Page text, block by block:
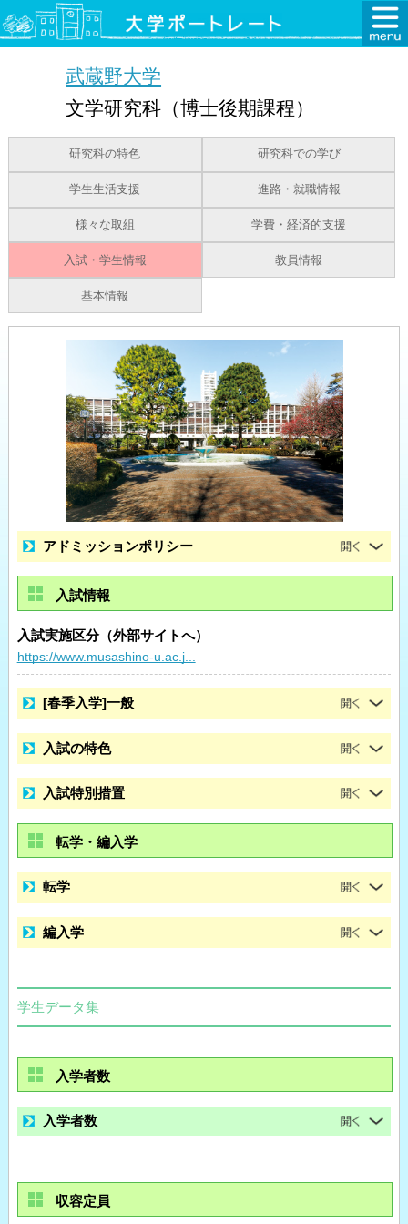
武蔵野大学
文学研究科（博士後期課程）
研究科の特色 研究科での学び
学生生活支援 進路・就職情報
様々な取組 学費・経済的支援
入試・学生情報 教員情報
基本情報
アドミッションポリシー
入試情報
入試実施区分（外部サイトへ）
https://www.musashino-u.ac.j...
[春季入学]一般
入試の特色
入試特別措置
転学・編入学
転学
編入学
学生データ集
入学者数
入学者数
収容定員